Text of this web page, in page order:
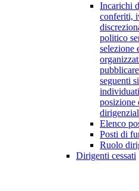
Incarichi
conferiti,
politico
selezione
seguenti
posizione
Elenco
Posti di
Ruolo
Dirigenti cessati